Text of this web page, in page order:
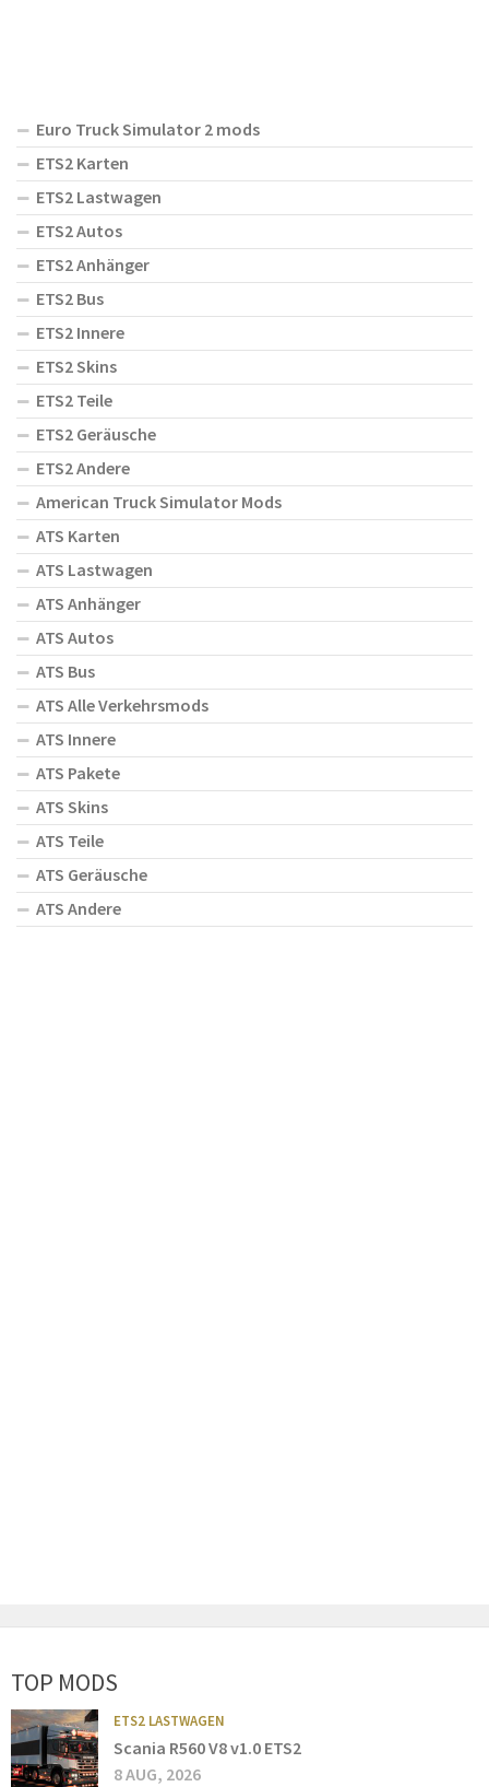
Euro Truck Simulator 2 mods
ETS2 Karten
ETS2 Lastwagen
ETS2 Autos
ETS2 Anhänger
ETS2 Bus
ETS2 Innere
ETS2 Skins
ETS2 Teile
ETS2 Geräusche
ETS2 Andere
American Truck Simulator Mods
ATS Karten
ATS Lastwagen
ATS Anhänger
ATS Autos
ATS Bus
ATS Alle Verkehrsmods
ATS Innere
ATS Pakete
ATS Skins
ATS Teile
ATS Geräusche
ATS Andere
TOP MODS
ETS2 LASTWAGEN
Scania R560 V8 v1.0 ETS2
8 AUG, 2026